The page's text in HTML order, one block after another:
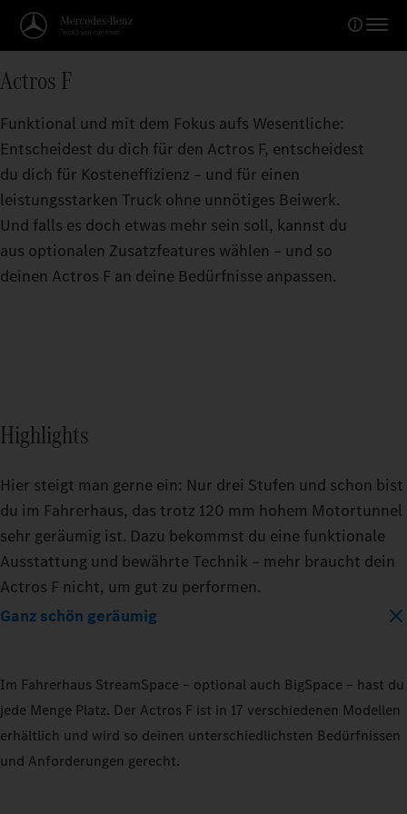
Actros F
Funktional und mit dem Fokus aufs Wesentliche:
Entscheidest du dich für den Actros F, entscheidest
du dich für Kosteneffizienz – und für einen
leistungsstarken Truck ohne unnötiges Beiwerk.
Und falls es doch etwas mehr sein soll, kannst du
aus optionalen Zusatzfeatures wählen – und so
deinen Actros F an deine Bedürfnisse anpassen.
Highlights
Hier steigt man gerne ein: Nur drei Stufen und schon bist
du im Fahrerhaus, das trotz 120 mm hohem Motortunnel
sehr geräumig ist. Dazu bekommst du eine funktionale
Ausstattung und bewährte Technik – mehr braucht dein
Actros F nicht, um gut zu performen.
Ganz schön geräumig
Im Fahrerhaus StreamSpace – optional auch BigSpace – hast du
jede Menge Platz. Der Actros F ist in 17 verschiedenen Modellen
erhältlich und wird so deinen unterschiedlichsten Bedürfnissen
und Anforderungen gerecht.